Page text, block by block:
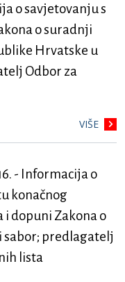
o savjetovanju s
o suradnji
Hrvatske u
Odbor za
VIŠE
- Informacija o
konačnog
dopuni Zakona o
predlagatelj
lista